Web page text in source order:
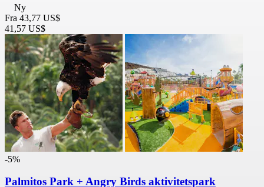
Ny
Fra 43,77 US$
41,57 US$
-5%
Palmitos Park + Angry Birds aktivitetspark